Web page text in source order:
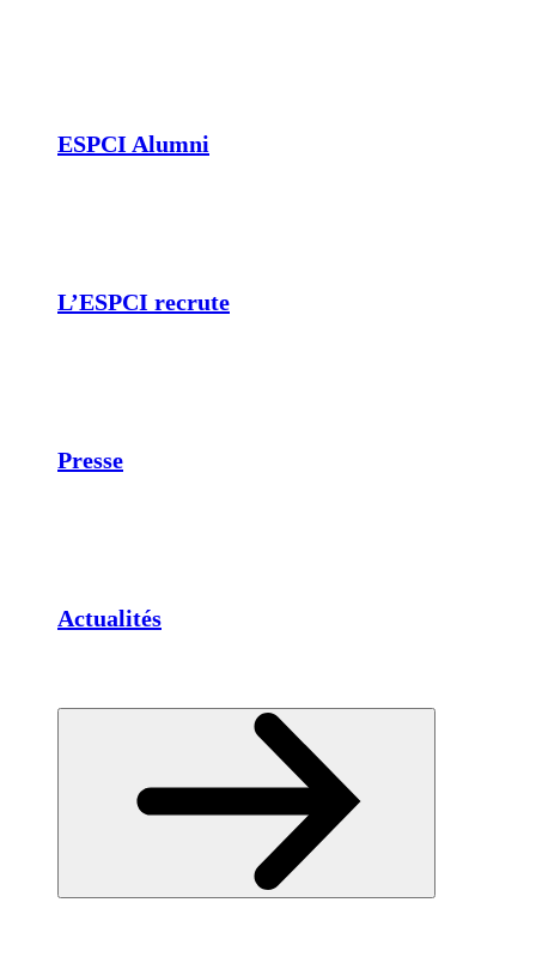
ESPCI Alumni
L’ESPCI recrute
Presse
Actualités